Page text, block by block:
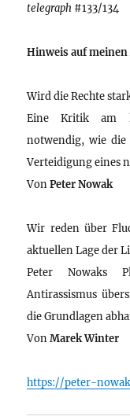
telegraph #133/134
Hinweis auf
Wird die Rechte
Eine Kritik am
notwendig, wie die
Verteidigung eines
VonPeter Nowak
Wir reden über
aktuellen Lage der
Peter Nowaks
Antirassismus
die Grundlagen
VonMarek Winter
https://peter-